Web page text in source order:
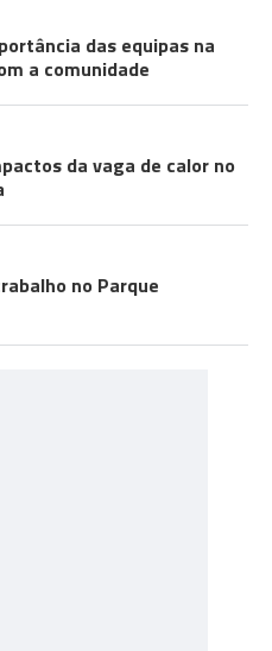
das equipas na
a comunidade
da vaga de calor no
no Parque